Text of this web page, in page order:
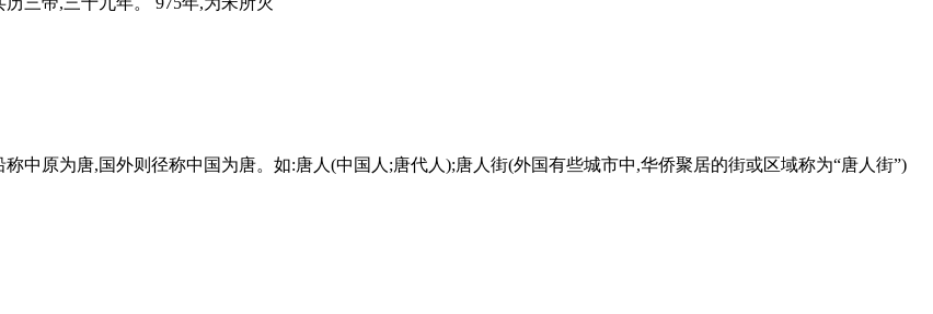
中原为唐,国外则径称中国为唐。如:唐人(中国人;唐代人);唐人街(外国有些城市中,华侨聚居的街或区域称为“唐人街”)